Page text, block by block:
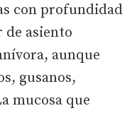
con profundidad
de asiento
aunque
gusanos,
mucosa que